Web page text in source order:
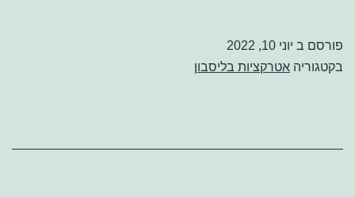
פורסם ב יוני 10, 2022
בקטגוריה אטרקציות בליסבון